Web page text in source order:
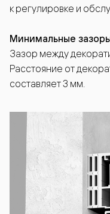
к регулировке и
Минимальные
Зазор между
Расстояние от
составляет 3 мм.